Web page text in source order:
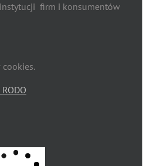
firm i konsumentów